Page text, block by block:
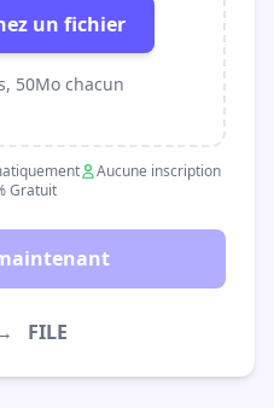
un fichier
50Mo chacun
Aucune inscription
Gratuit
FILE